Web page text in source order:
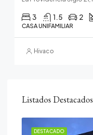
3 1.5 2
CASA UNIFAMILIAR
Hivaco
Listados Destacados
DESTACADO